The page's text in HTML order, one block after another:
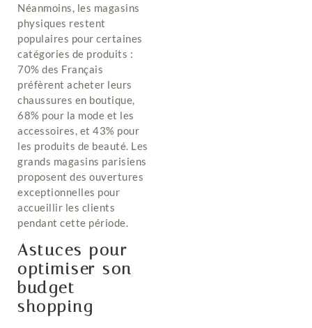
Néanmoins, les magasins
physiques restent
populaires pour certaines
catégories de produits :
70% des Français
préfèrent acheter leurs
chaussures en boutique,
68% pour la mode et les
accessoires, et 43% pour
les produits de beauté. Les
grands magasins parisiens
proposent des ouvertures
exceptionnelles pour
accueillir les clients
pendant cette période.
Astuces pour
optimiser son
budget
shopping